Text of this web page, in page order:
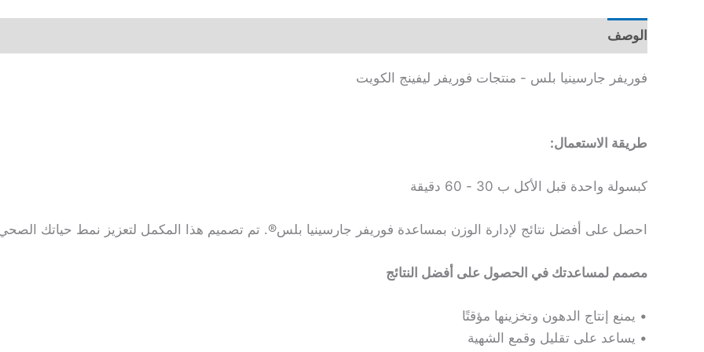
الوصف
فوريفر جارسينيا بلس - منتجات فوريفر ليفينج الكويت
طريقة الاستعمال:
كبسولة واحدة قبل الأكل ب 30 - 60 دقيقة
احصل على أفضل نتائج لإدارة الوزن بمساعدة فوريفر جارسينيا بلس®. تم تصميم هذا المكمل لتعزيز نمط حياتك
مصمم لمساعدتك في الحصول على أفضل النتائج
• يمنع إنتاج الدهون وتخزينها مؤقتًا
• يساعد على تقليل وقمع الشهية